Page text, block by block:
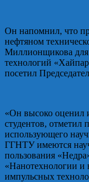
Он напомнил, что
нефтяном
Миллионщикова для
технологий
посетил
«Он высоко оценил
студентов, отметил
использующего
ГГНТУ имеются
пользования
«Нанотехнологии и
импульсных